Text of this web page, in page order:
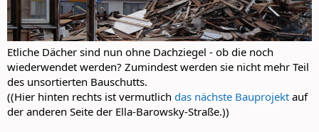
Etliche Dächer sind nun ohne Dachziegel - ob die noch
wiederwendet werden? Zumindest werden sie nicht mehr Teil
des unsortierten Bauschutts.
((Hier hinten rechts ist vermutlich das nächste Bauprojekt auf
der anderen Seite der Ella-Barowsky-Straße.))